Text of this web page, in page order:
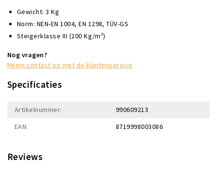
Gewicht: 3 Kg
Norm: NEN-EN 1004, EN 1298, TÜV-GS
Steigerklasse III (200 Kg/m²)
Nog vragen?
Neem contact op met de klantenservice
Specificaties
Artikelnummer:
990609213
EAN:
8719998003086
Reviews